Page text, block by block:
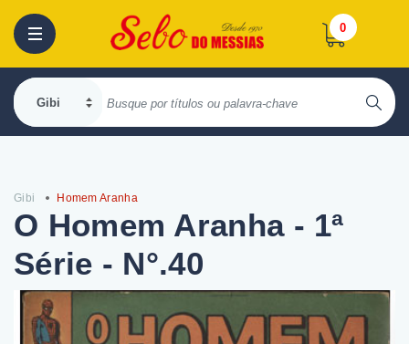
0
Gibi Homem Aranha
O Homem Aranha - 1ª
Série - N°.40